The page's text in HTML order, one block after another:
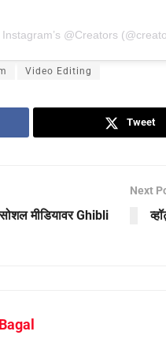
@Creators
Video Editing
Tweet
मीडियावर Ghibli
Next